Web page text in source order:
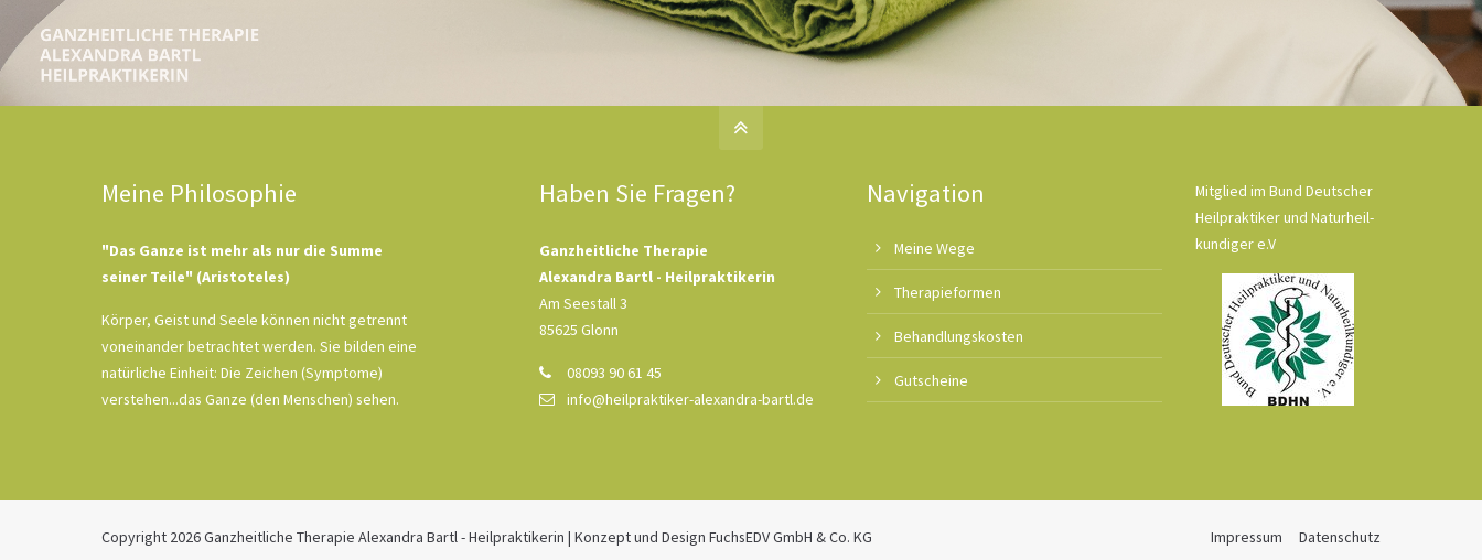
Meine Philosophie
"Das Ganze ist mehr als nur die Summe
seiner Teile" (Aristoteles)
Körper, Geist und Seele können nicht getrennt
voneinander betrachtet werden. Sie bilden eine
natürliche Einheit: Die Zeichen (Symptome)
verstehen...das Ganze (den Menschen) sehen.
Haben Sie Fragen?
Ganzheitliche Therapie
Alexandra Bartl - Heilpraktikerin
Am Seestall 3
85625 Glonn
08093 90 61 45
info@heilpraktiker-alexandra-bartl.de
Navigation
Meine Wege
Therapieformen
Behandlungskosten
Gutscheine
Mitglied im Bund Deutscher
Heilpraktiker und Naturheil-
kundiger e.V
Copyright 2026 Ganzheitliche Therapie Alexandra Bartl - Heilpraktikerin | Konzept und Design FuchsEDV GmbH & Co. KG Impressum Datenschutz